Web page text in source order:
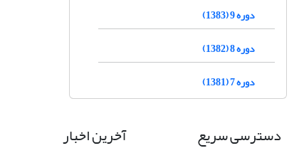
دوره 9 (1383)
دوره 8 (1382)
دوره 7 (1381)
دسترسی سریع آخرین اخبار